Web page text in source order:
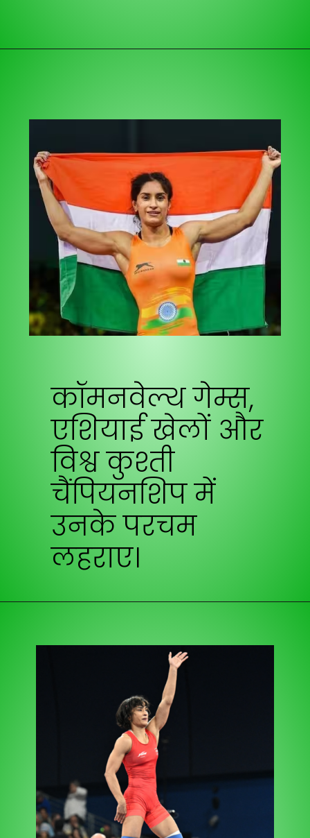
कॉमनवेल्थ गेम्स,
एशियाई खेलों और
विश्व कुश्ती
चैंपियनशिप में
उनके परचम
लहराए।